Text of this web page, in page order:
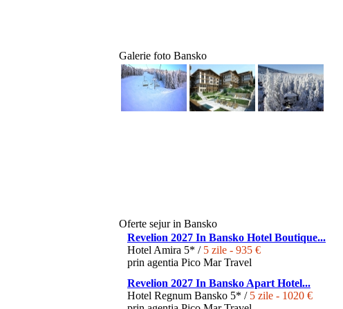
Galerie foto Bansko
Oferte sejur in Bansko
Revelion 2027 In Bansko Hotel Boutique...
Hotel Amira 5* / 5 zile - 935 €
prin agentia Pico Mar Travel
Revelion 2027 In Bansko Apart Hotel...
Hotel Regnum Bansko 5* / 5 zile - 1020 €